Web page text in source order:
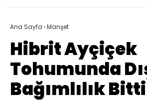
Ana Sayfa ›Manşet
Hibrit Ayçiçek
Tohumunda
Bağımlılık Bitti